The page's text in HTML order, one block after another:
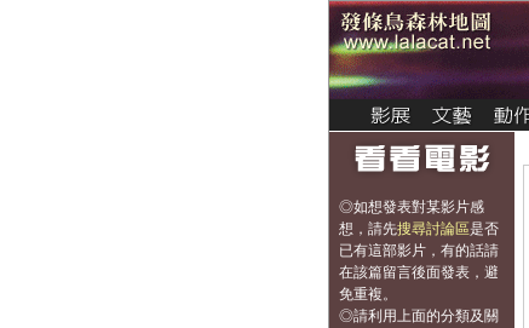
◎如想發表對某影片感
想， 請先搜尋討論區是否
已有這部影片，有的話請
在該篇留言後面發表，避
免重複。
◎請利用上面的分類及關